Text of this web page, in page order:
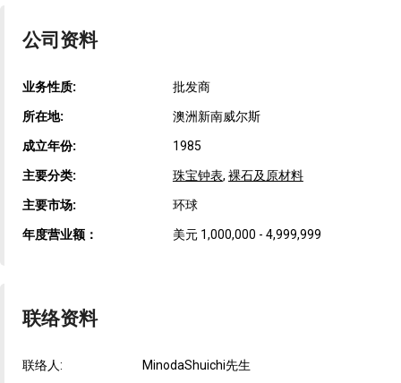
公司资料
业务性质: 批发商
所在地: 澳洲新南威尔斯
成立年份: 1985
主要分类: 珠宝钟表, 裸石及原材料
主要市场: 环球
年度营业额： 美元 1,000,000 - 4,999,999
联络资料
联络人: MinodaShuichi先生